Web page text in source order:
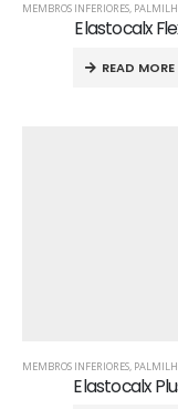
MEMBROS INFERIORES, PALMILHAS
Elastocalx
READ MORE
MEMBROS INFERIORES, PALMILHAS
Elastocalx